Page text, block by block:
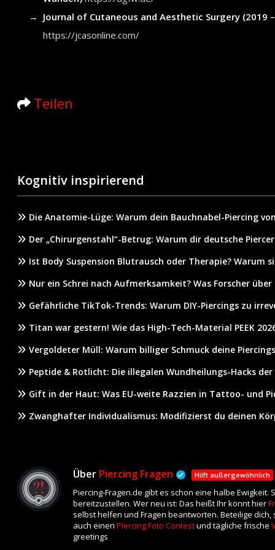
Journal of Cutaneous and Aesthetic Surgery
https://jcasonline.com/
Teilen
Kognitiv inspirierend
Die Anatomie-Lüge: Warum dein Bauchnabel-Piercing
Der „Chirurgenstahl“-Betrug: Warum dir deutsche
Ist Body Suspension Blutrausch oder Therapie? Warum
Nur ein Schrei nach Aufmerksamkeit? Was Forscher
Gefährliche TikTok-Trends: Warum DIY-Piercings zu
Titan war gestern! Wie das High-Tech-Material PEEK
Vergoldeter Müll: Warum billiger Schmuck deine
Peptide & Rotlicht: Die illegalen Wundheilungs-Hacks
Gift in der Haut: Was EU-weite Razzien in Tattoo- und
Zwanghafter Individualismus: Modifizierst du deinen
Über Piercing Fragen Hilft außergewöhnlich
Piercing-Fragen.de gibt es schon eine halbe
bereitzustellen. Wer neu ist: Das heißt Ihr könnt hier
selbst helfen und Fragen beantworten. Beteilige dich,
auch einen Piercing Foto Contestund tägliche frische
greetings